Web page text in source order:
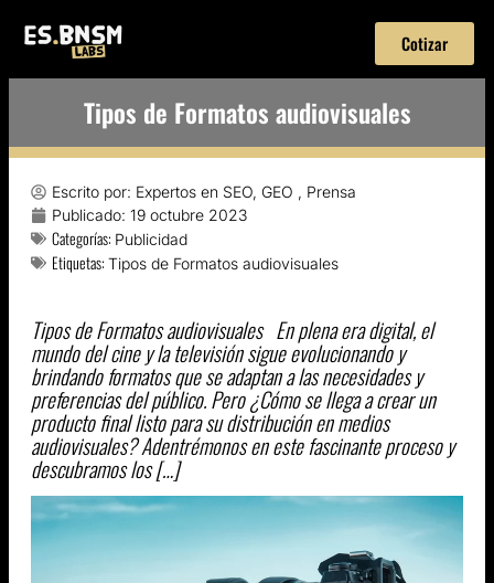
Cotizar
Tipos de Formatos audiovisuales
Escrito por: Expertos en SEO, GEO , Prensa
Publicado: 19 octubre 2023
Categorías: Publicidad
Etiquetas: Tipos de Formatos audiovisuales
Tipos de Formatos audiovisuales En plena era digital, el
mundo del cine y la televisión sigue evolucionando y
brindando formatos que se adaptan a las necesidades y
preferencias del público. Pero ¿Cómo se llega a crear un
producto final listo para su distribución en medios
audiovisuales? Adentrémonos en este fascinante proceso y
descubramos los […]